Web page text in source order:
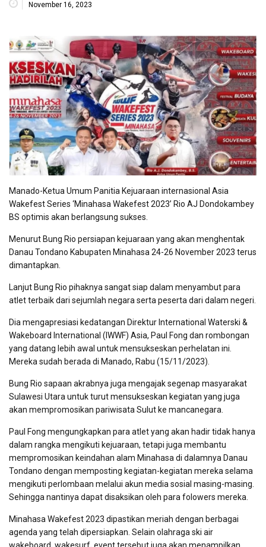
November 16, 2023
Manado-Ketua Umum Panitia Kejuaraan internasional Asia
Wakefest Series ‘Minahasa Wakefest 2023’ Rio AJ Dondokambey
BS optimis akan berlangsung sukses.
Menurut Bung Rio persiapan kejuaraan yang akan menghentak
Danau Tondano Kabupaten Minahasa 24-26 November 2023 terus
dimantapkan.
Lanjut Bung Rio pihaknya sangat siap dalam menyambut para
atlet terbaik dari sejumlah negara serta peserta dari dalam negeri.
Dia mengapresiasi kedatangan Direktur International Waterski &
Wakeboard International (IWWF) Asia, Paul Fong dan rombongan
yang datang lebih awal untuk mensukseskan perhelatan ini.
Mereka sudah berada di Manado, Rabu (15/11/2023).
Bung Rio sapaan akrabnya juga mengajak segenap masyarakat
Sulawesi Utara untuk turut mensukseskan kegiatan yang juga
akan mempromosikan pariwisata Sulut ke mancanegara.
Paul Fong mengungkapkan para atlet yang akan hadir tidak hanya
dalam rangka mengikuti kejuaraan, tetapi juga membantu
mempromosikan keindahan alam Minahasa di dalamnya Danau
Tondano dengan memposting kegiatan-kegiatan mereka selama
mengikuti perlombaan melalui akun media sosial masing-masing.
Sehingga nantinya dapat disaksikan oleh para folowers mereka.
Minahasa Wakefest 2023 dipastikan meriah dengan berbagai
agenda yang telah dipersiapkan. Selain olahraga ski air
wakeboard, wakesurf, event tersebut juga akan menampilkan